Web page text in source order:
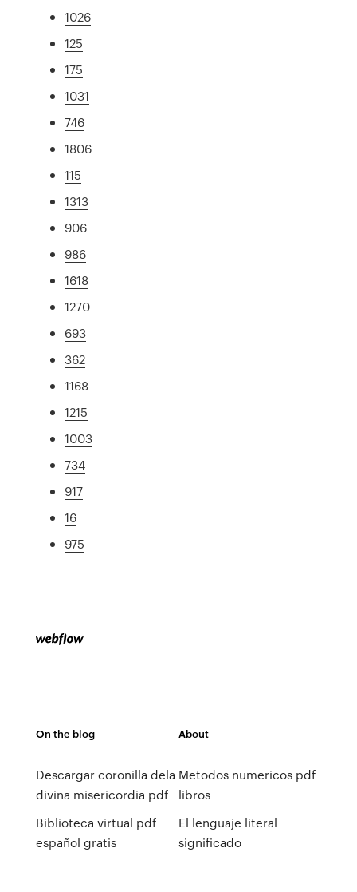
1026
125
175
1031
746
1806
115
1313
906
986
1618
1270
693
362
1168
1215
1003
734
917
16
975
On the blog
Descargar coronilla dela
divina misericordia pdf
Biblioteca virtual pdf
español gratis
About
Metodos numericos pdf
libros
El lenguaje literal
significado